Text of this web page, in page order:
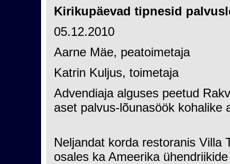
Kirikupäevad tipnesid
05.12.2010
Aarne Mäe, peatoimetaja
Katrin Kuljus, toimetaja
Advendiaja alguses peetud
aset palvus-lõunasöök kohalike
Neljandat korda restoranis Villa
osales ka Ameerika